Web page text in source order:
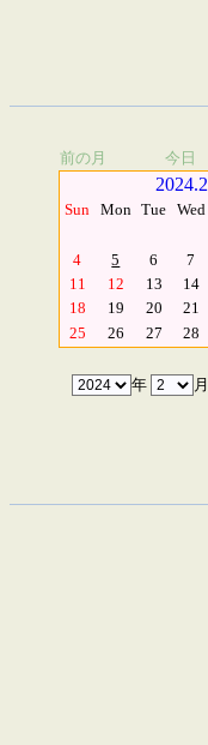
前の月 今日
2024.2
Sun Mon Tue Wed
4
5 6 7
11
12 13 14
18
19 20 21
25
26 27 28
年 月